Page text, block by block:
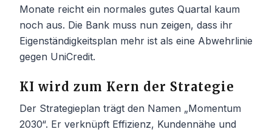
Monate reicht ein normales gutes Quartal kaum
noch aus. Die Bank muss nun zeigen, dass ihr
Eigenständigkeitsplan mehr ist als eine Abwehrlinie
gegen UniCredit.
KI wird zum Kern der Strategie
Der Strategieplan trägt den Namen „Momentum
2030“. Er verknüpft Effizienz, Kundennähe und